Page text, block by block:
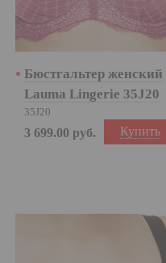
Бюстгальтер женский
Lauma Lingerie 35J20
35J20
Купить
3 699.00 руб.